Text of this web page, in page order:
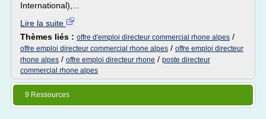
International),...
Lire la suite
Thèmes liés : offre d'emploi directeur commercial rhone alpes /
offre emploi directeur commercial rhone alpes / offre emploi directeur
rhone alpes / offre emploi directeur rhone / poste directeur
commercial rhone alpes
9 Ressources